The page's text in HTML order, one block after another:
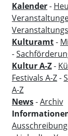
Kalender-
Kulturamt-
-
Kultur A-Z-
Festivals A-Z-
A-Z
News-Archiv